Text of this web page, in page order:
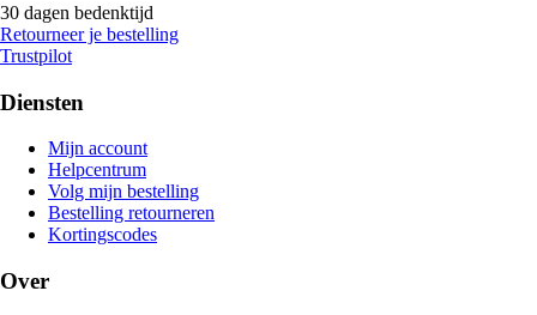
30 dagen bedenktijd
Retourneer je bestelling
Trustpilot
Diensten
Mijn account
Helpcentrum
Volg mijn bestelling
Bestelling retourneren
Kortingscodes
Over